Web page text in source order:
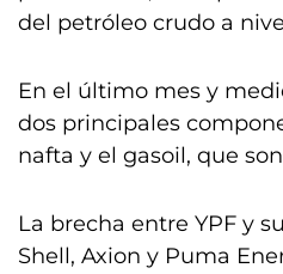
del petróleo crudo a
En el último mes y
dos principales
nafta y el gasoil, que
La brecha entre YPF y
Shell, Axion y Puma